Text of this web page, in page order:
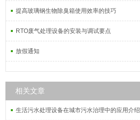
提高玻璃钢生物除臭箱使用效率的技巧
RTO废气处理设备的安装与调试要点
放假通知
相关文章
生活污水处理设备在城市污水治理中的应用介绍